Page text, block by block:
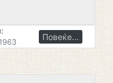
Повеќе...